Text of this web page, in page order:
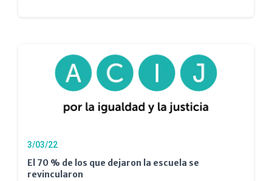
3/03/22
El 70 % de los que dejaron la escuela se
revincularon